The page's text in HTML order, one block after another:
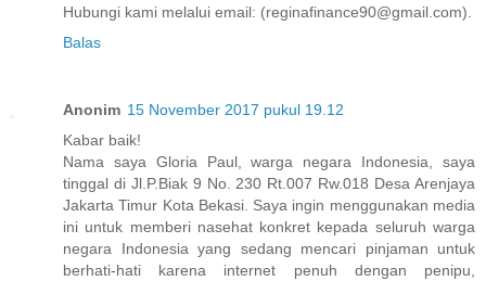
Hubungi kami melalui email: (reginafinance90@gmail.com).
Balas
Anonim 15 November 2017 pukul 19.12
Kabar baik!
Nama saya Gloria Paul, warga negara Indonesia, saya
tinggal di Jl.P.Biak 9 No. 230 Rt.007 Rw.018 Desa Arenjaya
Jakarta Timur Kota Bekasi. Saya ingin menggunakan media
ini untuk memberi nasehat konkret kepada seluruh warga
negara Indonesia yang sedang mencari pinjaman untuk
berhati-hati karena internet penuh dengan penipu,